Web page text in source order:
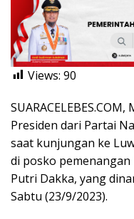
Views: 90
Presiden dari Partai
saat kunjungan ke
di posko
Putri Dakka, yang
Sabtu (23/9/2023).